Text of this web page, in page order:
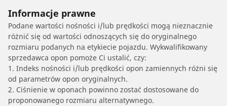
Informacje prawne
Podane wartości nośności i/lub prędkości mogą nieznacznie
różnić się od wartości odnoszących się do oryginalnego
rozmiaru podanych na etykiecie pojazdu. Wykwalifikowany
sprzedawca opon pomoże Ci ustalić, czy:
1. Indeks nośności i/lub prędkości opon zamiennych różni się
od parametrów opon oryginalnych.
2. Ciśnienie w oponach powinno zostać dostosowane do
proponowanego rozmiaru alternatywnego.